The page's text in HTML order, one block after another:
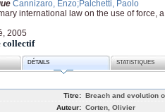
Cannizaro, Enzo;Palchetti, Paolo
international law on the use of force,
2005
collectif
DÉTAILS STATISTIQUES
Titre: Breach and evolution
Auteur: Corten, Olivier